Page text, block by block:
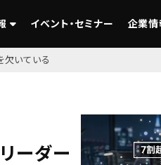
イベント・セミナー 企業情
欠いている
ーダー